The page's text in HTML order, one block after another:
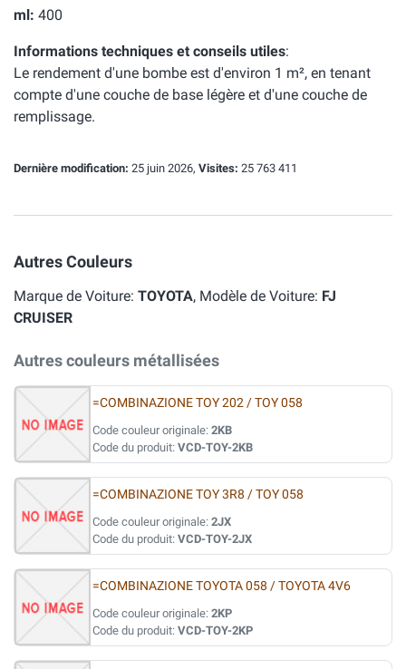
ml: 400
Informations techniques et conseils utiles:
Le rendement d'une bombe est d'environ 1 m², en tenant
compte d'une couche de base légère et d'une couche de
remplissage.
Dernière modification: 25 juin 2026, Visites: 25 763 411
Autres Couleurs
Marque de Voiture: TOYOTA, Modèle de Voiture: FJ
CRUISER
Autres couleurs métallisées
=COMBINAZIONE TOY 202 / TOY 058
Code couleur originale: 2KB
Code du produit: VCD-TOY-2KB
=COMBINAZIONE TOY 3R8 / TOY 058
Code couleur originale: 2JX
Code du produit: VCD-TOY-2JX
=COMBINAZIONE TOYOTA 058 / TOYOTA 4V6
Code couleur originale: 2KP
Code du produit: VCD-TOY-2KP